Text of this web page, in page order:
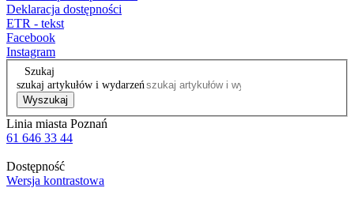
Deklaracja dostępności
ETR - tekst
Facebook
Instagram
Szukaj
szukaj artykułów i wydarzeń
Wyszukaj
Linia miasta Poznań
61 646 33 44
Dostępność
Wersja kontrastowa